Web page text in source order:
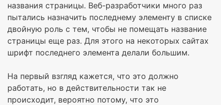
названия страницы. Веб-разработчики много раз
пытались назначить последнему элементу в списке
двойную роль с тем, чтобы не помещать название
страницы еще раз. Для этого на некоторых сайтах
шрифт последнего элемента делали большим.
На первый взгляд кажется, что это должно
работать, но в действительности так не
происходит, вероятно потому, что это